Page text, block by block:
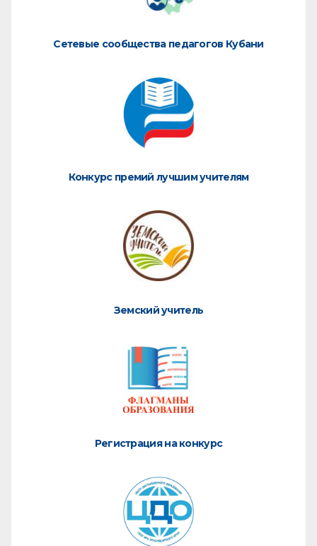
Сетевые сообщества педагогов Кубани
Конкурс премий лучшим учителям
Земский учитель
Регистрация на конкурс